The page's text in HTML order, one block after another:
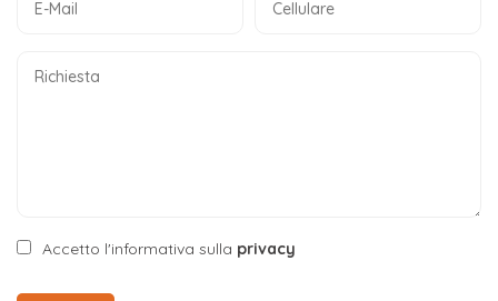
Accetto l'informativa sulla privacy